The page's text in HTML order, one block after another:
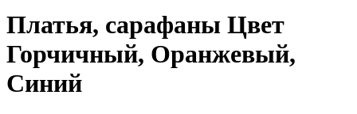
Платья, сарафаны Цвет
Горчичный, Оранжевый,
Синий